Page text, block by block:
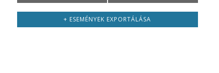
+ ESEMÉNYEK EXPORTÁLÁSA